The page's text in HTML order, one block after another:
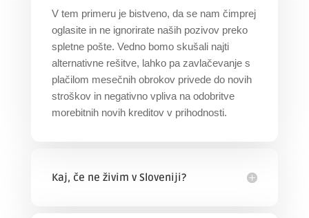
V tem primeru je bistveno, da se nam čimprej
oglasite in ne ignorirate naših pozivov preko
spletne pošte. Vedno bomo skušali najti
alternativne rešitve, lahko pa zavlačevanje s
plačilom mesečnih obrokov privede do novih
stroškov in negativno vpliva na odobritve
morebitnih novih kreditov v prihodnosti.
Kaj, če ne živim v Sloveniji?